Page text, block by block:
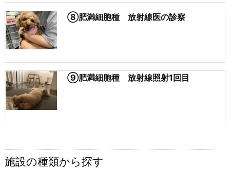
⑧肥満細胞種 放射線医の診察
⑨肥満細胞種 放射線照射1回目
施設の種類から探す